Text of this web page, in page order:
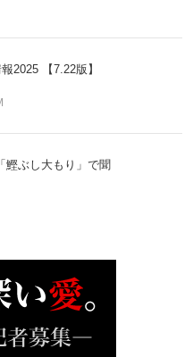
2025 【7.22版】
鰹ぶし大もり」で聞